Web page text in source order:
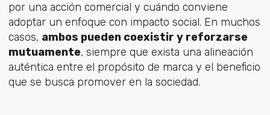
por una acción comercial y cuándo conviene
adoptar un enfoque con impacto social. En muchos
casos, ambos pueden coexistir y reforzarse
mutuamente, siempre que exista una alineación
auténtica entre el propósito de marca y el beneficio
que se busca promover en la sociedad.